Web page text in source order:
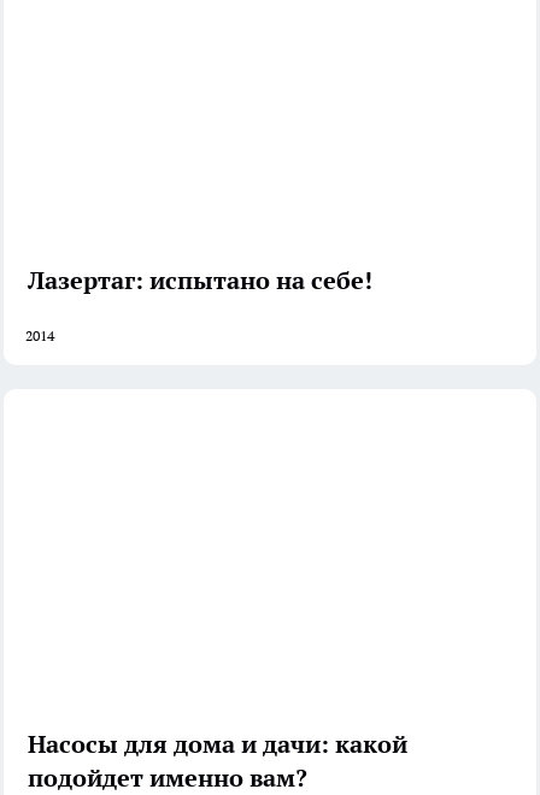
Лазертаг: испытано на себе!
2014
Насосы для дома и дачи: какой
подойдет именно вам?